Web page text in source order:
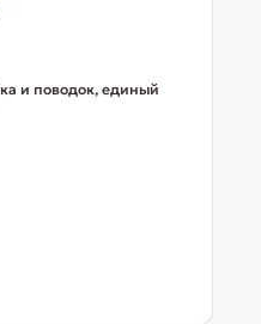
и поводок, единый